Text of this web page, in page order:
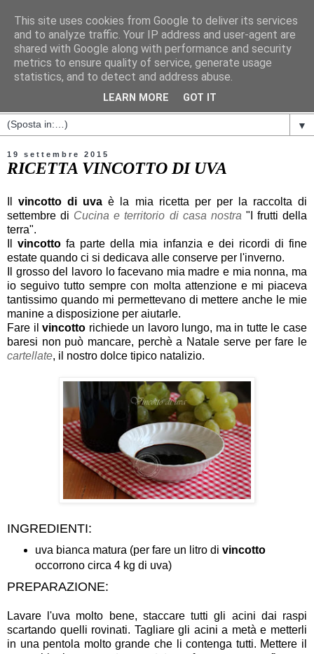
▼
19 settembre 2015
RICETTA VINCOTTO DI UVA
Ilvincotto di uva è la mia ricetta per per la raccolta di
settembre di Cucina e territorio di casa nostra "I frutti della
terra".
Ilvincotto fa parte della mia infanzia e dei ricordi di fine
estate quando ci si dedicava alle conserve per l'inverno.
Il grosso del lavoro lo facevano mia madre e mia nonna, ma
io seguivo tutto sempre con molta attenzione e mi piaceva
tantissimo quando mi permettevano di mettere anche le mie
manine a disposizione per aiutarle.
Fare ilvincotto richiede un lavoro lungo, ma in tutte le case
baresi non può mancare, perchè a Natale serve per fare le
cartellate, il nostro dolce tipico natalizio.
INGREDIENTI:
uva bianca matura (per fare un litro di vincotto
occorrono circa 4 kg di uva)
PREPARAZIONE:
Lavare l'uva molto bene, staccare tutti gli acini dai raspi
scartando quelli rovinati. Tagliare gli acini a metà e metterli
in una pentola molto grande che li contenga tutti. Mettere il
This site uses cookies from Google to deliver its services
and to analyze traffic. Your IP address and user-agent are
shared with Google along with performance and security
metrics to ensure quality of service, generate usage
statistics, and to detect and address abuse.
LEARN MORE GOT IT